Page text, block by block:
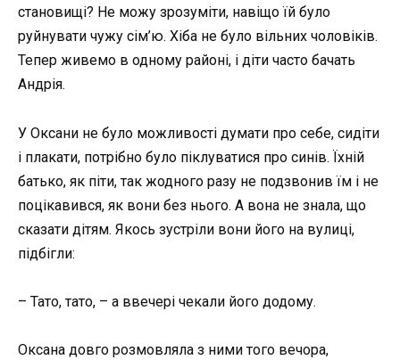
становищі? Не можу зрозуміти, навіщо їй було
руйнувати чужу сім’ю. Хіба не було вільних чоловіків.
Тепер живемо в одному районі, і діти часто бачать
Андрія.
У Оксани не було можливості думати про себе, сидіти
і плакати, потрібно було піклуватися про синів. Їхній
батько, як піти, так жодного разу не подзвонив їм і не
поцікавився, як вони без нього. А вона не знала, що
сказати дітям. Якось зустріли вони його на вулиці,
підбігли:
– Тато, тато, – а ввечері чекали його додому.
Оксана довго розмовляла з ними того вечора,